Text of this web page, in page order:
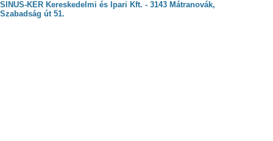
SINUS-KER Kereskedelmi és Ipari Kft. - 3143 Mátranovák,
Szabadság út 51.